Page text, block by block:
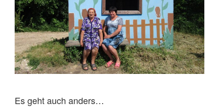
Es geht auch anders…